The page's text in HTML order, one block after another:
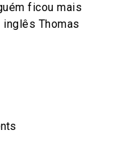
ficou mais
Thomas